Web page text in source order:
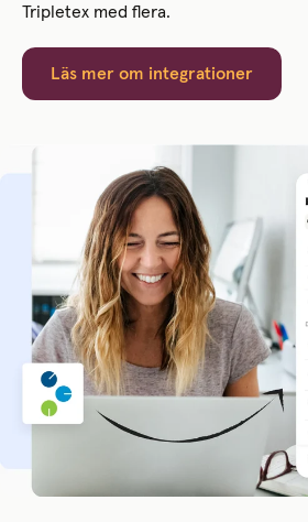
Tripletex med flera.
Läs mer om integrationer